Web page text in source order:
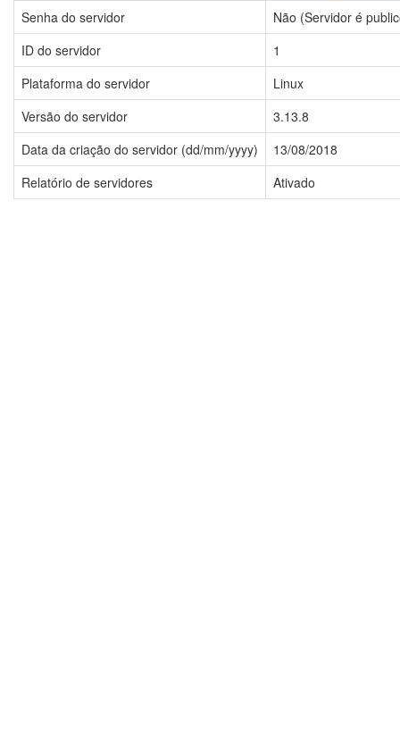
Senha do servidor
Não (Servidor é
ID do servidor
1
Plataforma do servidor
Linux
Versão do servidor
3.13.8
Data da criação do servidor (dd/mm/yyyy)
13/08/2018
Relatório de servidores
Ativado